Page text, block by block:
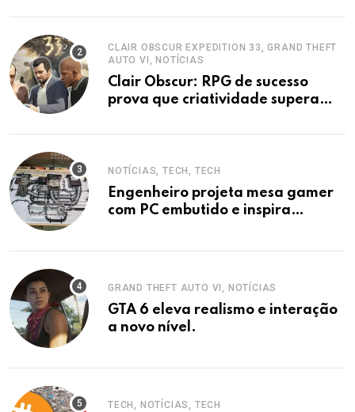
CLAIR OBSCUR EXPEDITION 33, GRAND THEFT
AUTO VI, NOTÍCIAS
Clair Obscur: RPG de sucesso
prova que criatividade supera
NOTÍCIAS, TECH, TECH
Engenheiro projeta mesa gamer
com PC embutido e inspira
GRAND THEFT AUTO VI, NOTÍCIAS
GTA 6 eleva realismo e interação
a novo nível.
TECH, NOTÍCIAS, TECH